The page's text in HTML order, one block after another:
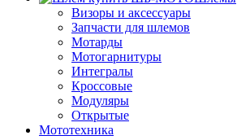
Визоры и аксессуары
Запчасти для шлемов
Мотарды
Мотогарнитуры
Интегралы
Кроссовые
Модуляры
Открытые
Мототехника